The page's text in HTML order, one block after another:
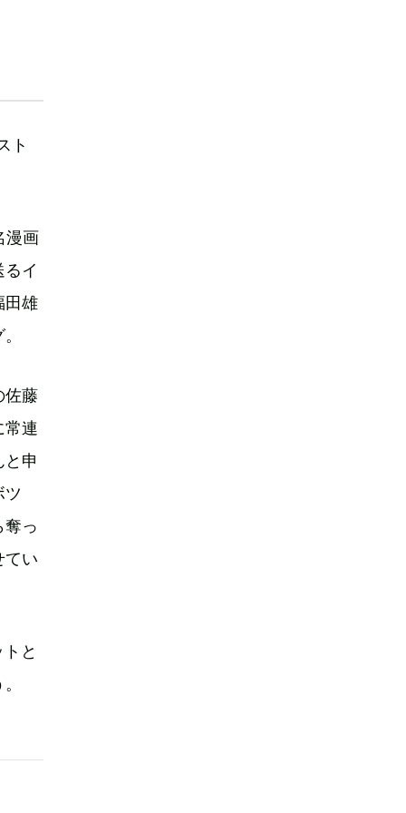
ト
漫画
イ
田雄
佐藤
常連
申
ツ
奪っ
てい
と